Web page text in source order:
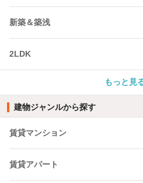
新築＆築浅
2LDK
もっと見
建物ジャンルから探す
賃貸マンション
賃貸アパート